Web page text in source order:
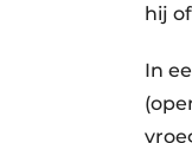
hij
In